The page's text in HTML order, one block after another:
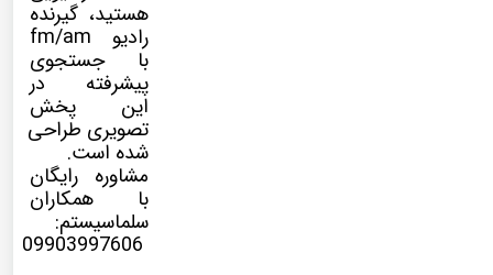
هستید، گیرنده
رادیو fm/am
با جستجوی
پیشرفته در
این پخش
تصویری طراحی
شده است.
مشاوره رایگان
با همکاران
سلماسیستم:
09903997606